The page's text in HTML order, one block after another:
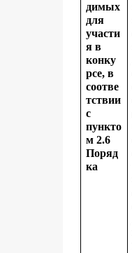
димых
для
участи
я в
конку
рсе, в
соотве
тствии
с
пункто
м 2.6
Поряд
ка